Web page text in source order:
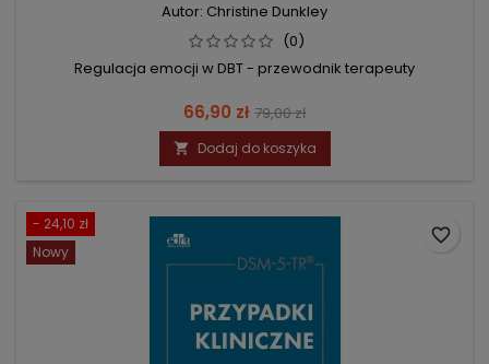
Autor: Christine Dunkley
(0)
Regulacja emocji w DBT - przewodnik terapeuty
Cena
66,90 zł Cena
podstawowa
79,00 zł
 Dodaj do koszyka
- 24,10 zł
Nowy
favorite_border